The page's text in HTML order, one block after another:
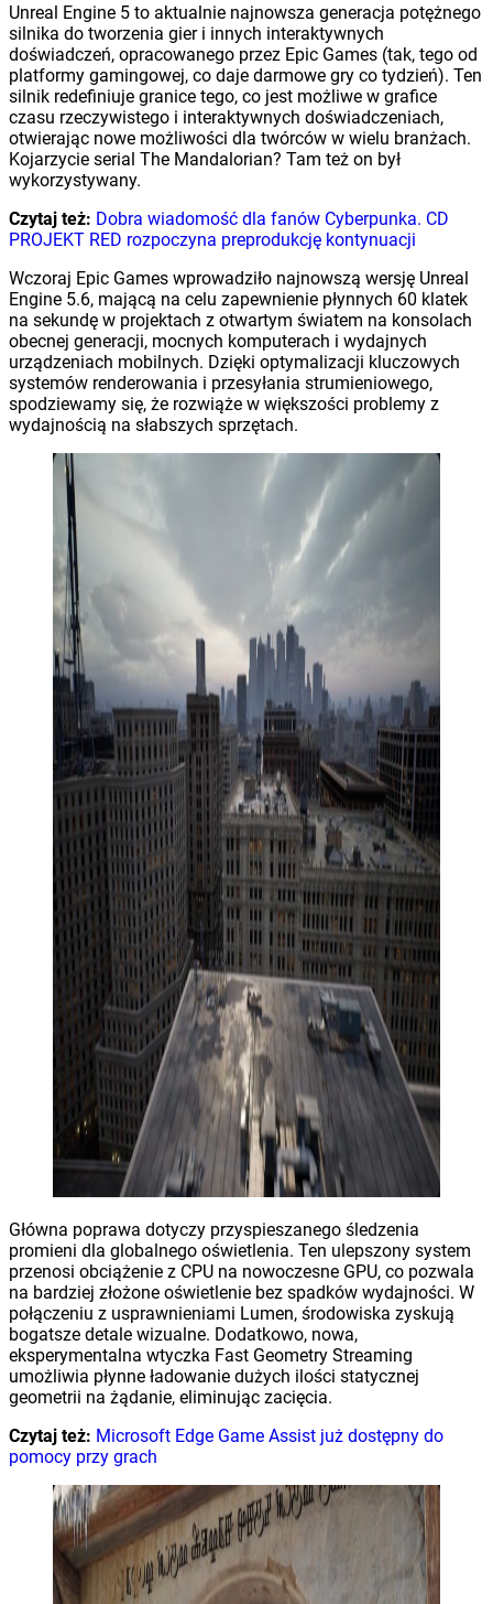
Unreal Engine 5 to aktualnie najnowsza generacja potężnego
silnika do tworzenia gier i innych interaktywnych
doświadczeń, opracowanego przez Epic Games (tak, tego od
platformy gamingowej, co daje darmowe gry co tydzień). Ten
silnik redefiniuje granice tego, co jest możliwe w grafice
czasu rzeczywistego i interaktywnych doświadczeniach,
otwierając nowe możliwości dla twórców w wielu branżach.
Kojarzycie serial The Mandalorian? Tam też on był
wykorzystywany.
Czytaj też: Dobra wiadomość dla fanów Cyberpunka. CD
PROJEKT RED rozpoczyna preprodukcję kontynuacji
Wczoraj Epic Games wprowadziło najnowszą wersję Unreal
Engine 5.6, mającą na celu zapewnienie płynnych 60 klatek
na sekundę w projektach z otwartym światem na konsolach
obecnej generacji, mocnych komputerach i wydajnych
urządzeniach mobilnych. Dzięki optymalizacji kluczowych
systemów renderowania i przesyłania strumieniowego,
spodziewamy się, że rozwiąże w większości problemy z
wydajnością na słabszych sprzętach.
Główna poprawa dotyczy przyspieszanego śledzenia
promieni dla globalnego oświetlenia. Ten ulepszony system
przenosi obciążenie z CPU na nowoczesne GPU, co pozwala
na bardziej złożone oświetlenie bez spadków wydajności. W
połączeniu z usprawnieniami Lumen, środowiska zyskują
bogatsze detale wizualne. Dodatkowo, nowa,
eksperymentalna wtyczka Fast Geometry Streaming
umożliwia płynne ładowanie dużych ilości statycznej
geometrii na żądanie, eliminując zacięcia.
Czytaj też: Microsoft Edge Game Assist już dostępny do
pomocy przy grach